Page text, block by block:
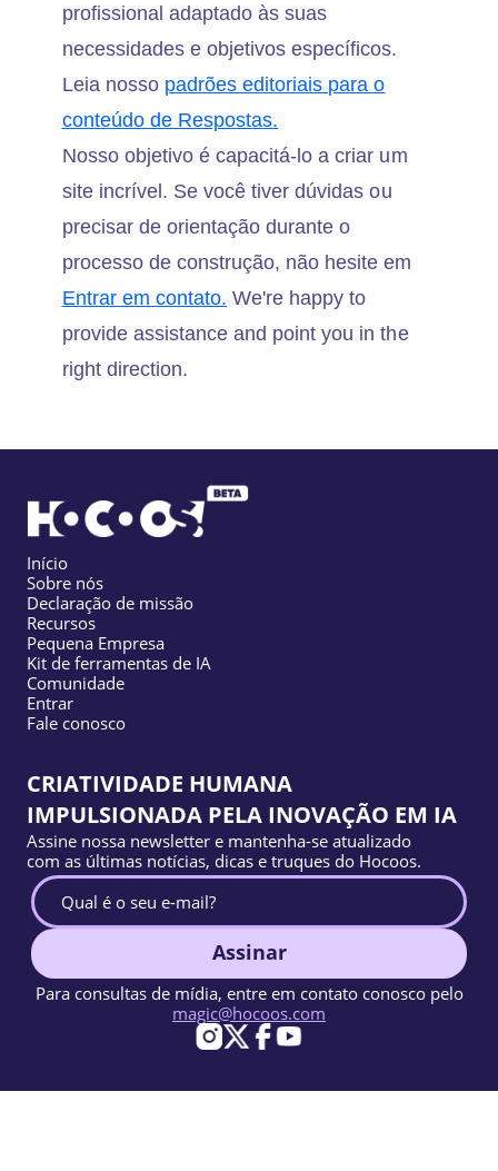
profissional adaptado às suas
necessidades e objetivos específicos.
Leia nosso padrões editoriais para o
conteúdo de Respostas.
Nosso objetivo é capacitá-lo a criar um
site incrível. Se você tiver dúvidas ou
precisar de orientação durante o
processo de construção, não hesite em
Entrar em contato. We're happy to
provide assistance and point you in the
right direction.
Início
Sobre nós
Declaração de missão
Recursos
Pequena Empresa
Kit de ferramentas de IA
Comunidade
Entrar
Fale conosco
CRIATIVIDADE HUMANA
IMPULSIONADA PELA INOVAÇÃO EM IA
Assine nossa newsletter e mantenha-se atualizado
com as últimas notícias, dicas e truques do Hocoos.
Assinar
Para consultas de mídia, entre em contato conosco pelo
magic@hocoos.com